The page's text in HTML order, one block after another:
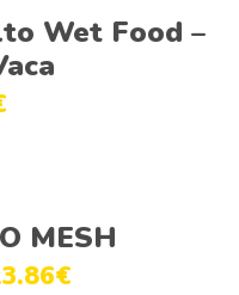
Wet Food –
MESH
€